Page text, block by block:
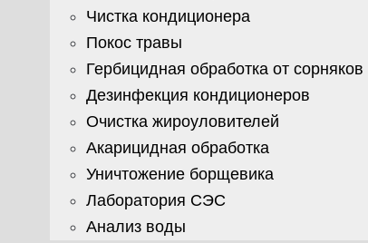
Чистка кондиционера
Покос травы
Гербицидная обработка от сорняков
Дезинфекция кондиционеров
Очистка жироуловителей
Акарицидная обработка
Уничтожение борщевика
Лаборатория СЭС
Анализ воды